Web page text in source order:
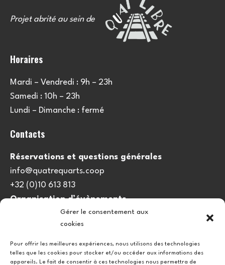
Gérer le consentement aux
cookies
Pour offrir les meilleures expériences, nous utilisons des technologies
telles que les cookies pour stocker et/ou accéder aux informations des
appareils. Le fait de consentir à ces technologies nous permettra de
Projet abrité au sein de
Horaires
Mardi – Vendredi : 9h – 23h
Samedi : 10h – 23h
Lundi – Dimanche : fermé
Contacts
Réservations et questions générales
info@quatrequarts.coop
+32 (0)10 613 813
Organisation d’évènements
viedulieu@quatrequarts.coop
Politique de cookies (UE)